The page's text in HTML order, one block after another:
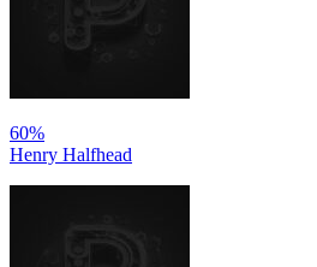
60%
Henry Halfhead